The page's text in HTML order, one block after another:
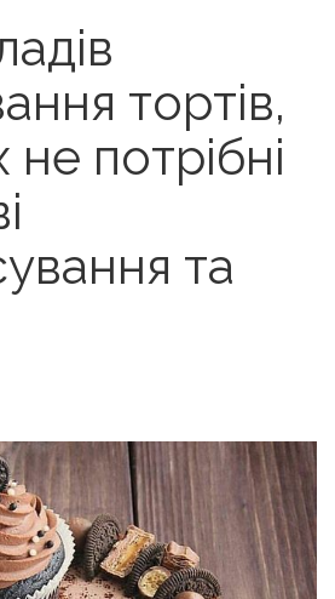
тортів,
потрібні
та